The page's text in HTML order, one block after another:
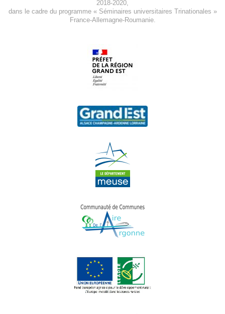
2018-2020,
dans le cadre du programme « Séminaires universitaires Trinationales »
France-Allemagne-Roumanie.